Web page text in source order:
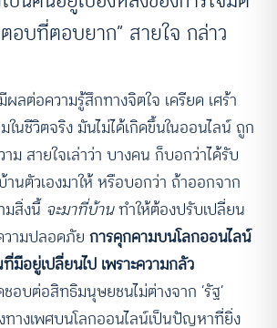
อบที่ตอบยาก” สายใจ กล่าว
ลต่อความรู้สึกทางจิตใจ เครียด เศร้า
นชีวิตจริง มันไม่ได้เกิดขึ้นในออนไลน์ ถูก
ม สายใจเล่าว่า บางคน ก็บอกว่าได้รับ
ตัวเองมาให้ หรือบอกว่า ถ้าออกจาก
มสิ่งนี้ จะมาที่บ้านทำให้ต้องปรับเปลี่ยน
วามปลอดภัย การคุกคามบนโลกออนไลน์
มีอยู่เปลี่ยนไป เพราะความกลัว
ชอบต่อสิทธิมนุษยชนไม่ต่างจาก ‘รัฐ’
างเพศบนโลกออนไลน์เป็นปัญหาที่ยิ่ง